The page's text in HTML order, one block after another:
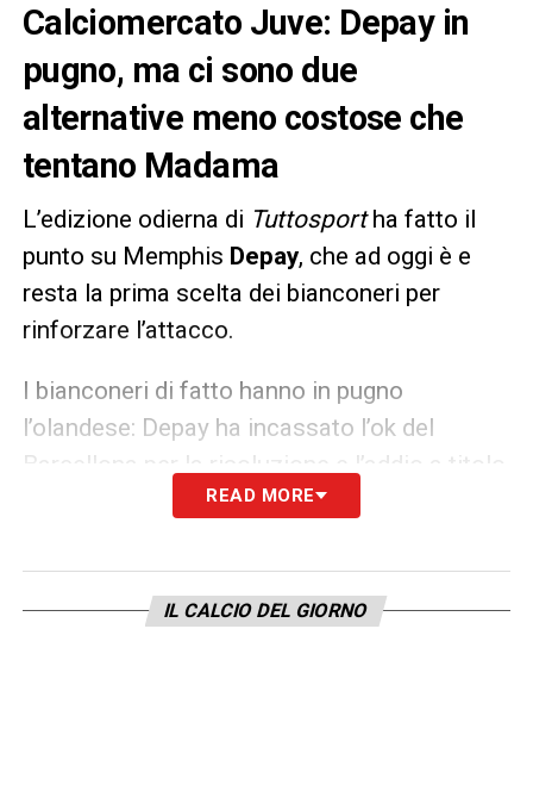
Calciomercato Juve: Depay in
pugno, ma ci sono due
alternative meno costose che
tentano Madama
L’edizione odierna di Tuttosportha fatto il
punto su Memphis Depay, che ad oggi è e
resta la prima scelta dei bianconeri per
rinforzare l’attacco.
I bianconeri di fatto hanno in pugno
l’olandese: Depay ha incassato l’ok del
Barcellona per la risoluzione e l’addio a titolo
gratuito. Prima però di mettere sotto
anche profili alternativi e meno costosi come
MilikdelMarsigliaeArnautovic del
READ MORE
IL CALCIO DEL GIORNO